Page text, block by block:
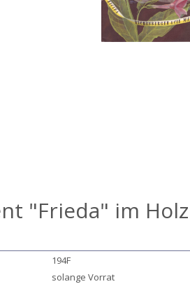
"Frieda" im
194F
solange Vorrat